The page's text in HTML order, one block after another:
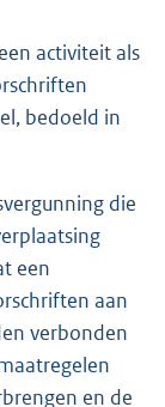
activiteit als
bedoeld in
die
een
aan
verbonden
en de